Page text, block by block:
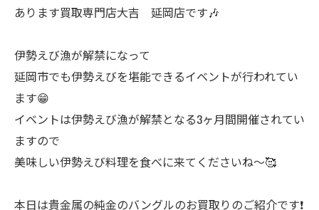
あります買取専門店大吉 延岡店です🎶
伊勢えび漁が解禁になって
延岡市でも伊勢えびを堪能できるイベントが行われてい
ます😁
イベントは伊勢えび漁が解禁となる3ヶ月間開催されてい
ますので
美味しい伊勢えび料理を食べに来てくださいね～🥰
本日は貴金属の純金のバングルのお買取りのご紹介です❗